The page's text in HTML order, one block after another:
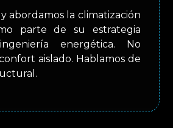
abordamos la climatización
parte de su estrategia
energética. No
aislado. Hablamos de